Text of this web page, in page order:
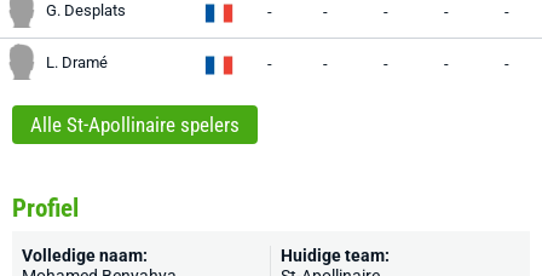
G. Desplats - - - - -
L. Dramé - - - - -
Alle St-Apollinaire spelers
Profiel
Volledige naam:
Huidige team: